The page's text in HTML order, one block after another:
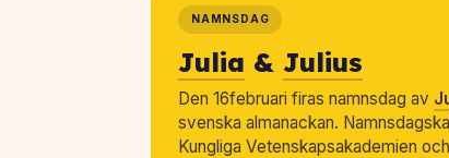
NAMNSDAG
Julia & Julius
Den 16februari firas namnsdag av
svenska almanackan.
Kungliga Vetenskapsakademien